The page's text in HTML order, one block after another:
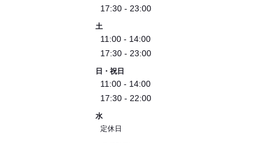
17:30 - 23:00
土
11:00 - 14:00
17:30 - 23:00
日・祝日
11:00 - 14:00
17:30 - 22:00
水
定休日